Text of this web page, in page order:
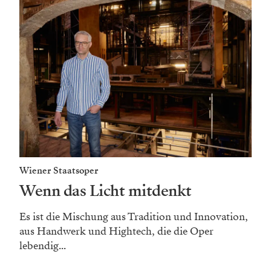
Wiener Staatsoper
Wenn das Licht mitdenkt
Es ist die Mischung aus Tradition und Innovation,
aus Handwerk und Hightech, die die Oper
lebendig...